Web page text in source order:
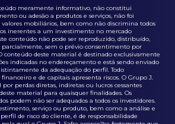
meramente informativo, não constitui
ou adesão a produtos e serviços, não foi
mobiliários, bem como não discrimina todos
inerentes a um investimento no mercado
conteúdo não pode ser reproduzido, distribuído,
parcialmente, sem o prévio consentimento por
conteúdo deste material é destinado exclusivamente
indicadas no endereçamento e está sendo enviado
da adequação do perfil. Todo
e de capitais apresenta riscos. O Grupo J.
por perdas diretas, indiretas ou lucros cessantes
material para quaisquer finalidades. Os
podem não ser adequados a todos os investidores.
serviço ou produto, bem como a análise e
de risco do cliente, é de responsabilidade